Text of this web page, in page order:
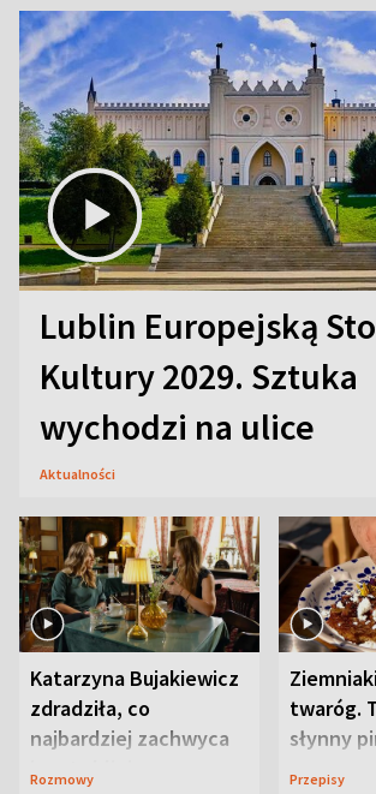
Lublin Europejską
Kultury 2029. Sztuka
wychodzi na ulice
Aktualności
Katarzyna Bujakiewicz
zdradziła, co
najbardziej zachwyca
ją w Lublinie
Rozmowy
twaróg.
słynny
Przepisy